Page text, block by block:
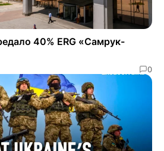
40% ERG «Самрук-
0